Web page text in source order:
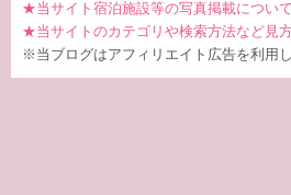
★当サイト宿泊施設等の写真掲載につい
★当サイトのカテゴリや検索方法など見
※当ブログはアフィリエイト広告を利用し